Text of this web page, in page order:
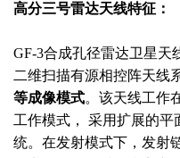
高分三号雷达天线特征：
GF-3合成孔径雷达卫星天
二维扫描有源相控阵天线
等成像模式。该天线工作
工作模式， 采用扩展的
统。在发射模式下，发射